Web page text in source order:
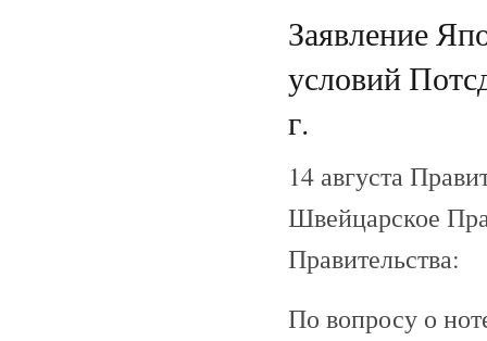
Заявление
условий
г.
14 августа
Швейцарское
Правительства:
По вопросу о